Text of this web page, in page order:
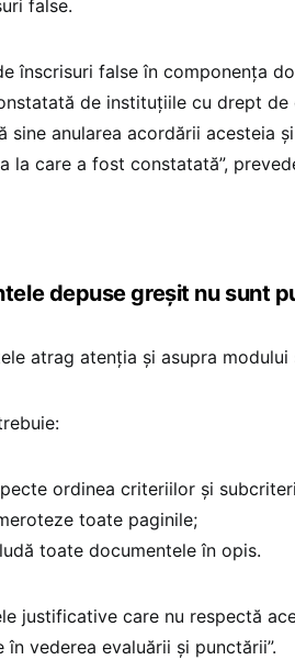
false.
înscrisuri false în componența
de instituțiile cu drept de
sine anularea acordării acesteia
la care a fost constatată”,
depuse greșit nu sunt
atrag atenția și asupra
ordinea criteriilor și
toate paginile;
toate documentele în opis.
justificative care nu respectă
în vederea evaluării și punctării”.